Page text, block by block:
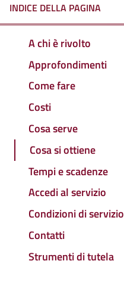
INDICE DELLA PAGINA
A chi è rivolto
Approfondimenti
Come fare
Costi
Cosa serve
Cosa si ottiene
Tempi e scadenze
Accedi al servizio
Condizioni di servizio
Contatti
Strumenti di tutela